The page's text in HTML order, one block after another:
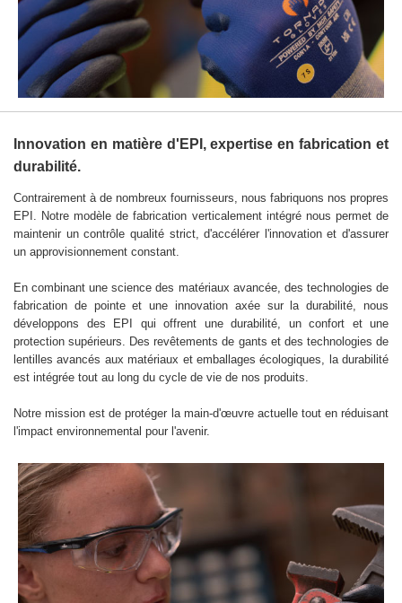
Innovation en matière d'EPI, expertise en fabrication et
durabilité.
Contrairement à de nombreux fournisseurs, nous fabriquons nos propres
EPI. Notre modèle de fabrication verticalement intégré nous permet de
maintenir un contrôle qualité strict, d'accélérer l'innovation et d'assurer
un approvisionnement constant.
En combinant une science des matériaux avancée, des technologies de
fabrication de pointe et une innovation axée sur la durabilité, nous
développons des EPI qui offrent une durabilité, un confort et une
protection supérieurs. Des revêtements de gants et des technologies de
lentilles avancés aux matériaux et emballages écologiques, la durabilité
est intégrée tout au long du cycle de vie de nos produits.
Notre mission est de protéger la main-d'œuvre actuelle tout en réduisant
l'impact environnemental pour l'avenir.